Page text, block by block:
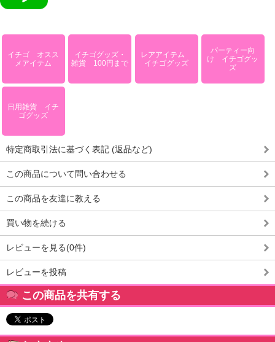
イチゴ オスス
メアイテム
イチゴグッズ・
雑貨 100円まで
レアアイテム
イチゴグッズ
パーティー向
け イチゴグッ
ズ
日用雑貨 イチ
ゴグッズ
特定商取引法に基づく表記 (返品など)
この商品について問い合わせる
この商品を友達に教える
買い物を続ける
レビューを見る(0件)
レビューを投稿
この商品を共有する